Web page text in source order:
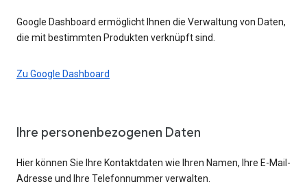
Google Dashboard ermöglicht Ihnen die Verwaltung von Daten,
die mit bestimmten Produkten verknüpft sind.
Zu Google Dashboard
Ihre personenbezogenen Daten
Hier können Sie Ihre Kontaktdaten wie Ihren Namen, Ihre E-Mail-
Adresse und Ihre Telefonnummer verwalten.